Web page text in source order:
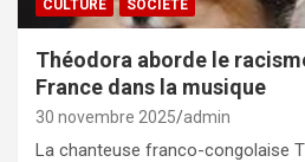
CULTURE SOCIÉTÉ
Théodora aborde le
France dans la musique
30 novembre 2025 admin
La chanteuse franco-congolaise